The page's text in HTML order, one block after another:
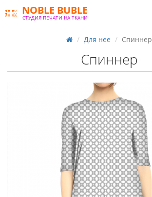
NOBLE BUBLE
СТУДИЯ ПЕЧАТИ НА ТКАНИ
Для нее Спиннер
Спиннер